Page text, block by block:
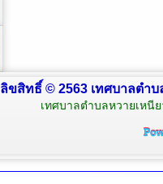
ลิขสิทธิ์ © 2563 เทศบาลตำ
เทศบาลตำบลหวายเหนี